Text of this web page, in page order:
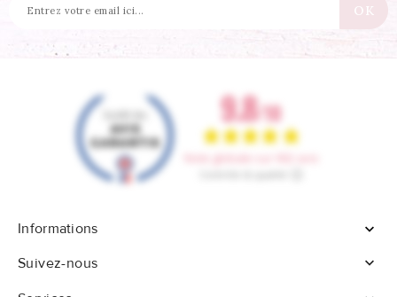
Informations

Suivez-nous
